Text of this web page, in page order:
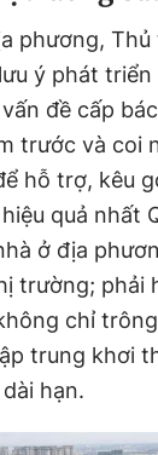
phương, Thủ
ý phát triển
đề cấp
trước và coi
hỗ trợ, kêu
quả nhất
ở địa
trường; phải
chỉ
trung khơi
hạn.